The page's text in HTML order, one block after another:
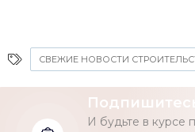
СВЕЖИЕ НОВОСТИ
Подпишитесь
И будьте в курсе